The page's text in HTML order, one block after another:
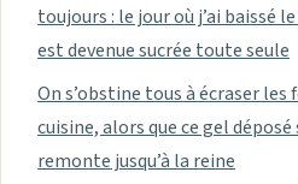
toujours : le jour où j’ai baissé
est devenue sucrée toute seule
On s’obstine tous à écraser
cuisine, alors que ce gel
remonte jusqu’à la reine